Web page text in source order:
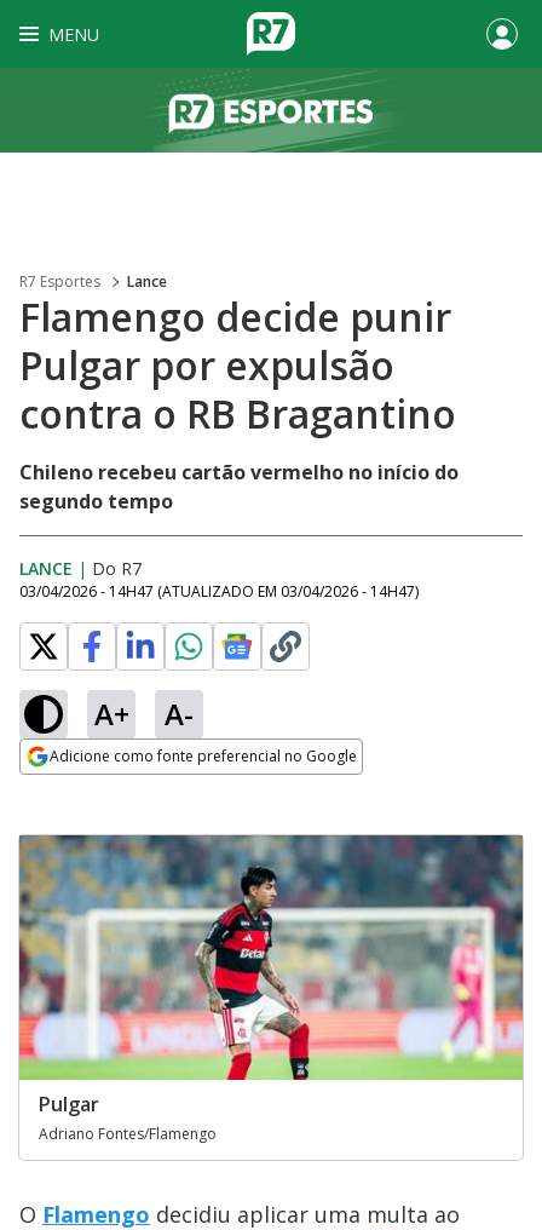
MENU
R7 Esportes Lance
Flamengo decide punir
Pulgar por expulsão
contra o RB Bragantino
Chileno recebeu cartão vermelho no início do
segundo tempo
LANCE | Do R7
03/04/2026 - 14H47 (ATUALIZADO EM 03/04/2026 - 14H47)
A+ A-
Adicione como fonte preferencial no Google
Pulgar
Adriano Fontes/Flamengo
O Flamengo decidiu aplicar uma multa ao